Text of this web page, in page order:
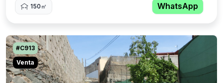
150㎡ WhatsApp
#C913
Venta